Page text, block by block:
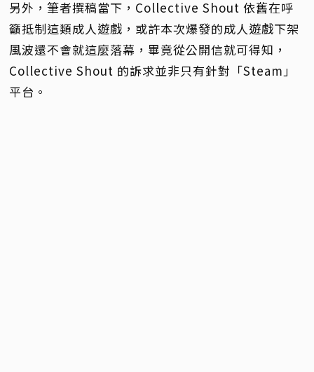
另外，筆者撰稿當下，Collective Shout 依舊在呼
籲抵制這類成人遊戲，或許本次爆發的成人遊戲下架
風波還不會就這麼落幕，畢竟從公開信就可得知，
Collective Shout 的訴求並非只有針對「Steam」
平台。